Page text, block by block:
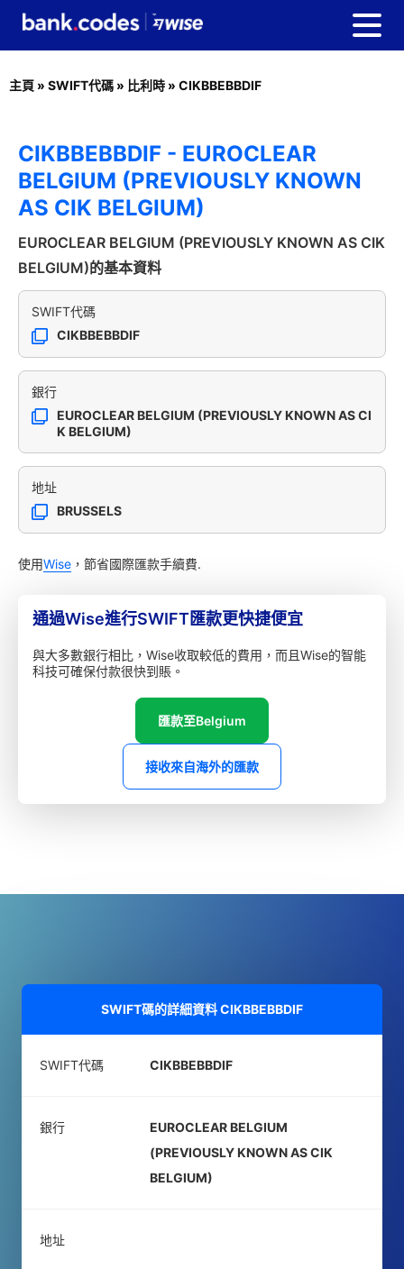
主頁 » SWIFT代碼 » 比利時 » CIKBBEBBDIF
CIKBBEBBDIF - EUROCLEAR
BELGIUM (PREVIOUSLY KNOWN
AS CIK BELGIUM)
EUROCLEAR BELGIUM (PREVIOUSLY KNOWN AS CIK
BELGIUM)的基本資料
SWIFT代碼
CIKBBEBBDIF
銀行
EUROCLEAR BELGIUM (PREVIOUSLY KNOWN AS CI
K BELGIUM)
地址
BRUSSELS
使用Wise ，節省國際匯款手續費.
通過Wise進行SWIFT匯款更快捷便宜
與大多數銀行相比，Wise收取較低的費用，而且Wise的智能
科技可確保付款很快到賬。
匯款至Belgium
接收來自海外的匯款
SWIFT碼的詳細資料CIKBBEBBDIF
SWIFT代碼 CIKBBEBBDIF
銀行
EUROCLEAR BELGIUM
(PREVIOUSLY KNOWN AS CIK
BELGIUM)
地址